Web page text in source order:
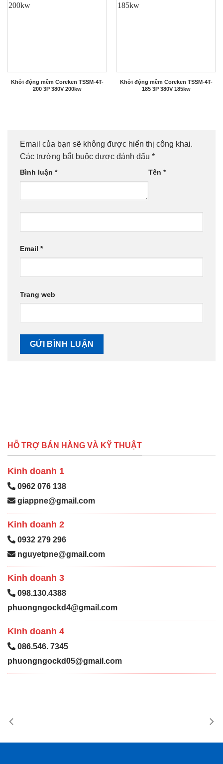
Khởi động mềm Coreken TSSM-4T-
200 3P 380V 200kw
Khởi động mềm Coreken TSSM-4T-
185 3P 380V 185kw
Email của bạn sẽ không được hiển thị công khai.
Các trường bắt buộc được đánh dấu *
Bình luận * Tên *
Email *
Trang web
HỖ TRỢ BÁN HÀNG VÀ KỸ THUẬT
Kinh doanh 1
0962 076 138
giappne@gmail.com
Kinh doanh 2
0932 279 296
nguyetpne@gmail.com
Kinh doanh 3
098.130.4388
phuongngockd4@gmail.com
Kinh doanh 4
086.546. 7345
phuongngockd05@gmail.com